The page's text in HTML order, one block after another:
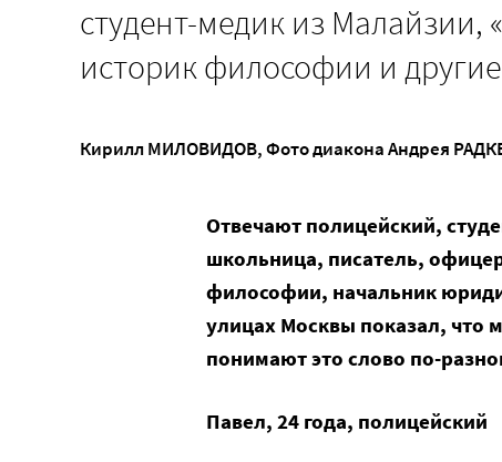
студент-медик из
историк философии и другие
Кирилл МИЛОВИДОВ,Фото диакона Андрея
Отвечают полицейский,
школьница, писатель,
философии, начальник
улицах Москвы показал, что
понимают это слово по-
Павел, 24 года, полицейский